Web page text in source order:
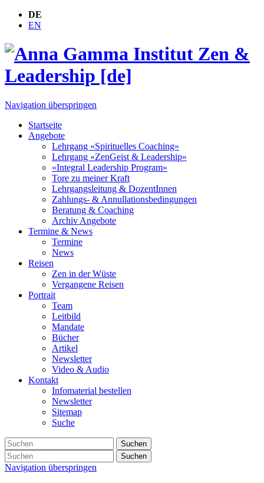
DE
EN
Navigation überspringen
Startseite
Angebote
Lehrgang «Spirituelles Coaching»
Lehrgang «ZenGeist & Leadership»
«Integral Leadership Program»
Tore zu meiner Kraft
Lehrgangsleitung & DozentInnen
Zahlungs- & Annullationsbedingungen
Beratung & Coaching
Archiv Angebote
Termine & News
Termine
News
Reisen
Zen in der Wüste
Vergangene Reisen
Portrait
Team
Leitbild
Mandate
Bücher
Artikel
Newsletter
Video & Audio
Kontakt
Infomaterial bestellen
Newsletter
Sitemap
Suche
Suchen
Suchen
Navigation überspringen